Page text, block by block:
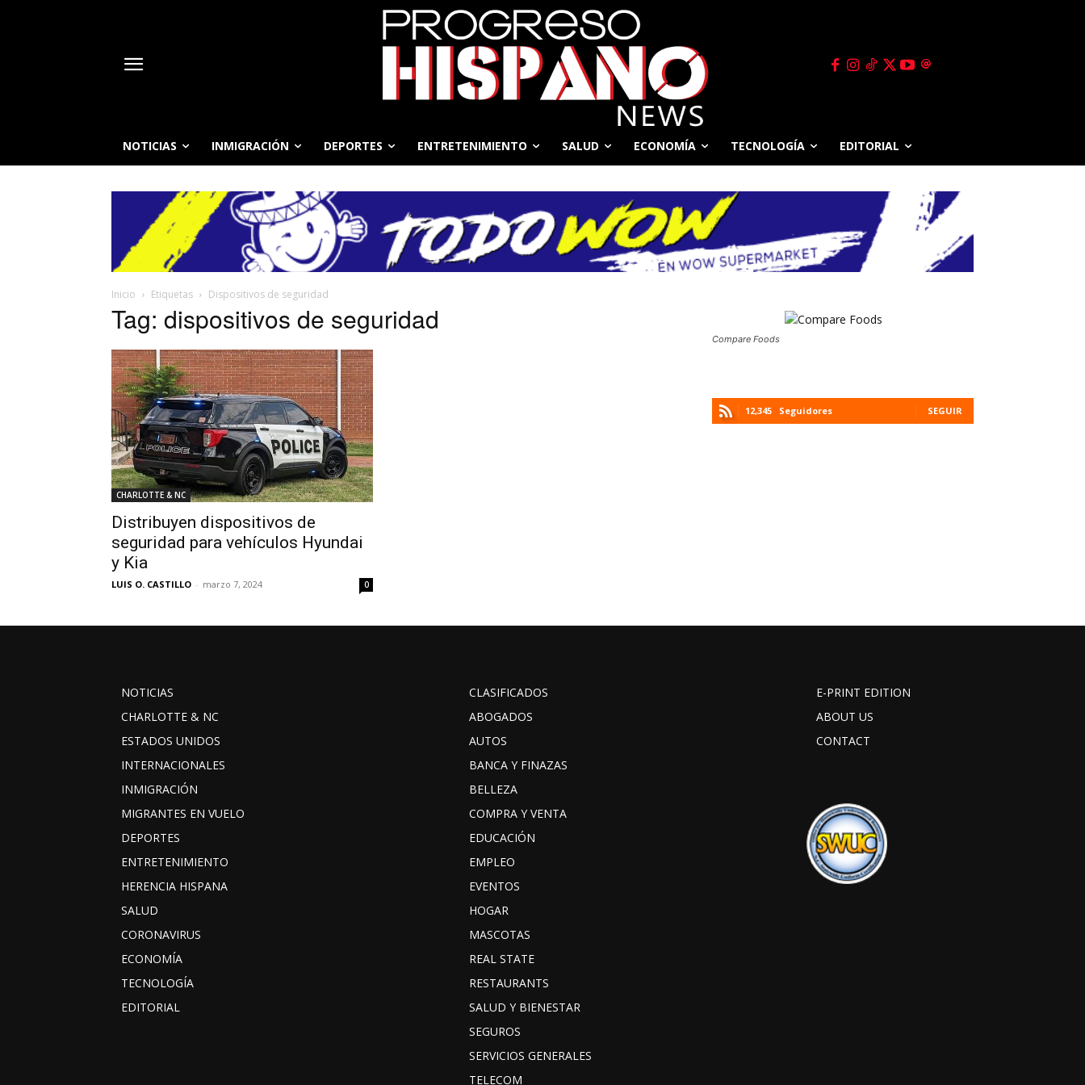
NOTICIAS INMIGRACIÓN DEPORTES ENTRETENIMIENTO SALUD ECONOMÍA TECNOLOGÍA EDITORIAL
Inicio Etiquetas Dispositivos de seguridad
Tag: dispositivos de seguridad
CHARLOTTE & NC
Distribuyen dispositivos de
seguridad para vehículos Hyundai
y Kia
LUIS O. CASTILLO - marzo 7, 2024 0
Compare Foods
12,345 Seguidores SEGUIR
NOTICIAS
CHARLOTTE & NC
ESTADOS UNIDOS
INTERNACIONALES
INMIGRACIÓN
MIGRANTES EN VUELO
DEPORTES
ENTRETENIMIENTO
HERENCIA HISPANA
SALUD
CORONAVIRUS
ECONOMÍA
TECNOLOGÍA
EDITORIAL
CLASIFICADOS
ABOGADOS
AUTOS
BANCA Y FINAZAS
BELLEZA
COMPRA Y VENTA
EDUCACIÓN
EMPLEO
EVENTOS
HOGAR
MASCOTAS
REAL STATE
RESTAURANTS
SALUD Y BIENESTAR
SEGUROS
SERVICIOS GENERALES
TELECOM
E-PRINT EDITION
ABOUT US
CONTACT